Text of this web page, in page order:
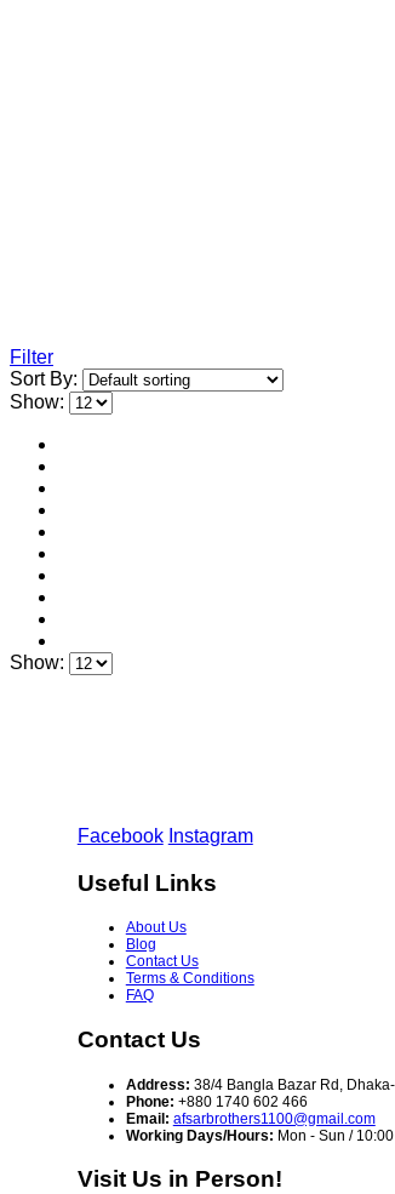
Filter
Sort By:
Show:
Show:
Facebook Instagram
Useful Links
About Us
Blog
Contact Us
Terms & Conditions
FAQ
Contact Us
Address: 38/4 Bangla Bazar Rd,
Phone: +880 1740 602 466
Email: afsarbrothers1100@gmail.com
Working Days/Hours: Mon - Sun /
Visit Us in Person!